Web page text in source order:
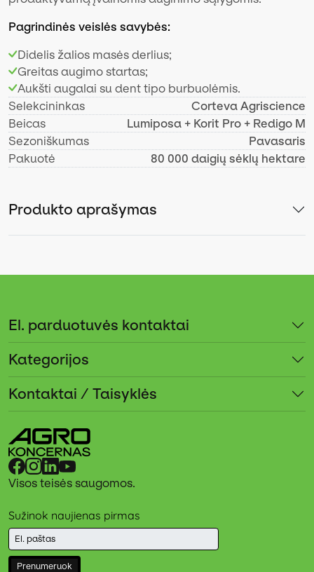
Pagrindinės veislės savybės:
Didelis žalios masės derlius;
Greitas augimo startas;
Aukšti augalai su dent tipo burbuolėmis.
Selekcininkas
Corteva Agriscience
Beicas
Lumiposa + Korit Pro + Redigo M
Sezoniškumas
Pavasaris
Pakuotė
80 000 daigių sėklų hektare
Produkto aprašymas
El. parduotuvės kontaktai
Kategorijos
Kontaktai / Taisyklės
Visos teisės saugomos.
Sužinok naujienas pirmas
Prenumeruok